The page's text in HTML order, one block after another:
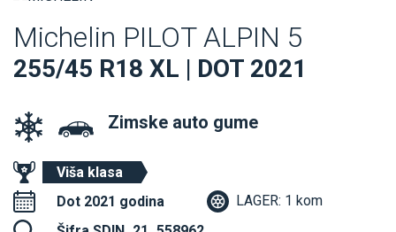
Michelin PILOT ALPIN 5
255/45 R18 XL | DOT 2021
Zimske auto gume
Viša klasa
Dot 2021 godina
LAGER: 1 kom